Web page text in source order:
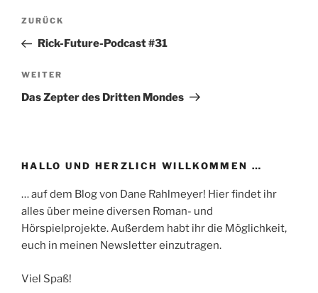
Beitragsnavigation
Vorheriger
Beitrag
ZURÜCK
Rick-Future-Podcast #31
Nächster
Beitrag
WEITER
Das Zepter des Dritten Mondes
HALLO UND HERZLICH WILLKOMMEN …
… auf dem Blog von Dane Rahlmeyer! Hier findet ihr
alles über meine diversen Roman- und
Hörspielprojekte. Außerdem habt ihr die Möglichkeit,
euch in meinen Newsletter einzutragen.
Viel Spaß!